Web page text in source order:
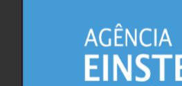
Saúde do coração após
antecipar risco de